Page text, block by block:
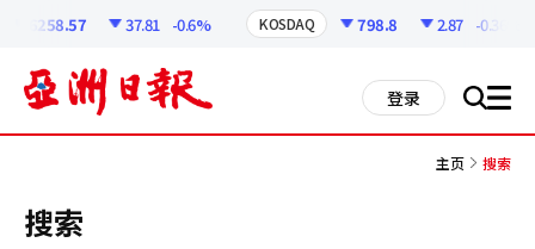
6258.57 37.81 -0.6% KOSDAQ 798.8 2.87 -0.36%
登录 搜 all
主页 搜索
搜索